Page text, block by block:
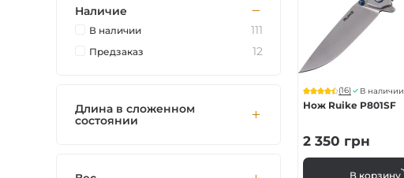
Тактические
Для защитников
Карманные
Охотничьи
(16) В наличии
Нож Ruike P801SF
2 350 грн
В корзину
Наличие
В наличии 111
Предзаказ 12
Длина в сложенном
состоянии